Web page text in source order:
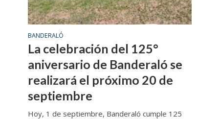
BANDERALÓ
La celebración del 125°
aniversario de Banderaló se
realizará el próximo 20 de
septiembre
Hoy, 1 de septiembre, Banderaló cumple 125